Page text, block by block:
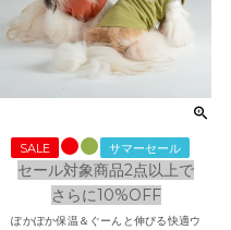
SALE サマーセール
セール対象商品2点以上で
さらに10%OFF
ぽかぽか保温＆ぐーんと伸びる快適ウ